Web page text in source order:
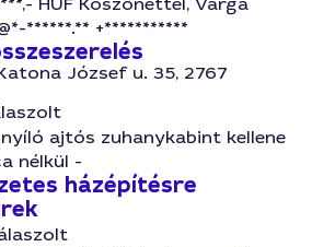
******.** +***********
József u. 35, 2767
ajtós zuhanykabint kellene
nélkül -
házépítésre